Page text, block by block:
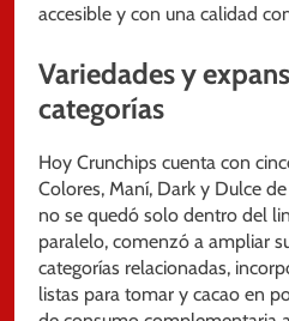
accesible y con una calidad
Variedades y
categorías
Hoy Crunchips cuenta con
Colores, Maní, Dark y Dulce
no se quedó solo dentro del
paralelo, comenzó a ampliar
categorías relacionadas,
listas para tomar y cacao en